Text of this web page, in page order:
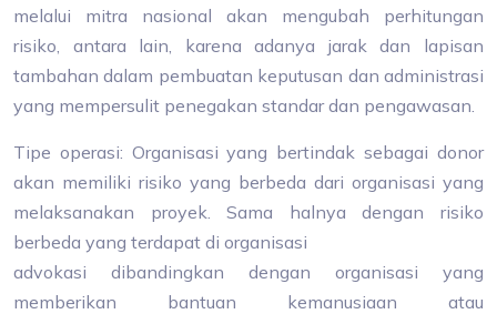
melalui mitra nasional akan mengubah perhitungan
risiko, antara lain, karena adanya jarak dan lapisan
tambahan dalam pembuatan keputusan dan administrasi
yang mempersulit penegakan standar dan pengawasan.
Tipe operasi: Organisasi yang bertindak sebagai donor
akan memiliki risiko yang berbeda dari organisasi yang
melaksanakan proyek. Sama halnya dengan risiko
berbeda yang terdapat di organisasi
advokasi dibandingkan dengan organisasi yang
memberikan bantuan kemanusiaan atau